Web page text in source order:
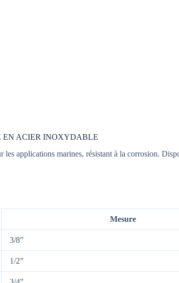
EN ACIER INOXYDABLE
applications marines, résistant à la corrosion.
Mesure
3/8”
1/2”